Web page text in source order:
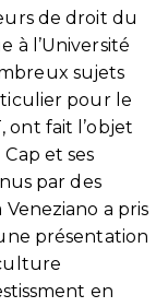
de droit du
à l’Université
sujets
pour le
ont fait l’objet
et ses
par des
a pris
présentation
en